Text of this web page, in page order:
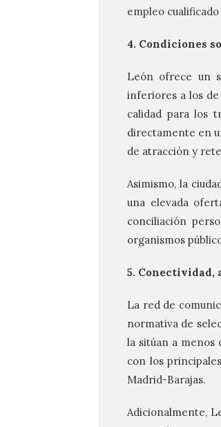
empleo
4. Condiciones
León ofrece un
inferiores a los de
calidad para los
directamente en
de atracción y
Asimismo, la
una elevada
conciliación
organismos
5. Conectividad,
La red de
normativa de
la sitúan a menos
con los
Madrid-Barajas.
Adicionalmente,